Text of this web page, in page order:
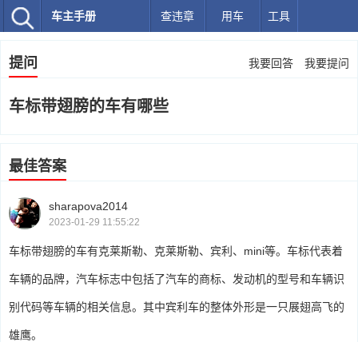
车主手册 查违章 用车 工具
提问 我要回答 我要提问
车标带翅膀的车有哪些
最佳答案
sharapova2014
2023-01-29 11:55:22
车标带翅膀的车有克莱斯勒、克莱斯勒、宾利、mini等。车标代表着
车辆的品牌，汽车标志中包括了汽车的商标、发动机的型号和车辆识
别代码等车辆的相关信息。其中宾利车的整体外形是一只展翅高飞的
雄鹰。